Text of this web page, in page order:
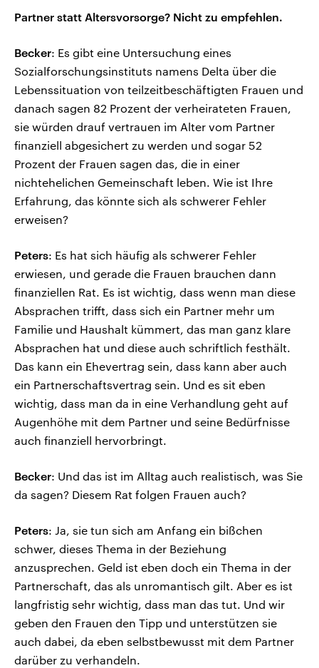
Partner statt Altersvorsorge? Nicht zu empfehlen.
Becker: Es gibt eine Untersuchung eines
Sozialforschungsinstituts namens Delta über die
Lebenssituation von teilzeitbeschäftigten Frauen und
danach sagen 82 Prozent der verheirateten Frauen,
sie würden drauf vertrauen im Alter vom Partner
finanziell abgesichert zu werden und sogar 52
Prozent der Frauen sagen das, die in einer
nichtehelichen Gemeinschaft leben. Wie ist Ihre
Erfahrung, das könnte sich als schwerer Fehler
erweisen?
Peters: Es hat sich häufig als schwerer Fehler
erwiesen, und gerade die Frauen brauchen dann
finanziellen Rat. Es ist wichtig, dass wenn man diese
Absprachen trifft, dass sich ein Partner mehr um
Familie und Haushalt kümmert, das man ganz klare
Absprachen hat und diese auch schriftlich festhält.
Das kann ein Ehevertrag sein, dass kann aber auch
ein Partnerschaftsvertrag sein. Und es sit eben
wichtig, dass man da in eine Verhandlung geht auf
Augenhöhe mit dem Partner und seine Bedürfnisse
auch finanziell hervorbringt.
Becker: Und das ist im Alltag auch realistisch, was Sie
da sagen? Diesem Rat folgen Frauen auch?
Peters: Ja, sie tun sich am Anfang ein bißchen
schwer, dieses Thema in der Beziehung
anzusprechen. Geld ist eben doch ein Thema in der
Partnerschaft, das als unromantisch gilt. Aber es ist
langfristig sehr wichtig, dass man das tut. Und wir
geben den Frauen den Tipp und unterstützen sie
auch dabei, da eben selbstbewusst mit dem Partner
darüber zu verhandeln.